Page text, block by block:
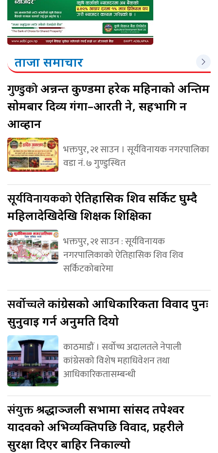
ताजा समाचार
गुण्डुकोअन्नन्त कुण्डमा हरेक महिनाको अन्तिम
सोमबार दिव्य गंगा–आरती हुने, सहभागि हुन
आव्हान
भक्तपुर, २१ साउन । सूर्यविनायक नगरपालिका
वडा नं. ७ गुण्डुस्थित
सूर्यविनायककोऐतिहासिक शिव सर्किट घुम्दै
महिलादेखिदेखि शिक्षक शिक्षिका
भक्तपुर, २१ साउन : सूर्यविनायक
नगरपालिकाको ऐतिहासिक शिव शिव
सर्किटकोबारेमा
सर्वोच्चलेकांग्रेसको आधिकारिकता विवाद पुनः
सुनुवाइ गर्न अनुमति दियो
काठमाडौं । सर्वोच्च अदालतले नेपाली
कांग्रेसको विशेष महाधिवेशन तथा
आधिकारिकतासम्बन्धी
संयुक्तश्रद्धाञ्जली सभामा सांसद तपेश्वर
यादवको अभिव्यक्तिपछि विवाद, प्रहरीले
सुरक्षा दिएर बाहिर निकाल्यो